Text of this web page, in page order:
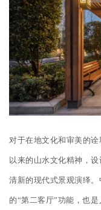
对于在地文化和审美的
以来的山水文化精神，
清新的现代式景观演绎
的“第二客厅”功能，也